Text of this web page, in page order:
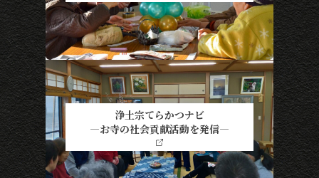
浄土宗てらかつナビ
―お寺の社会貢献活動を発信―